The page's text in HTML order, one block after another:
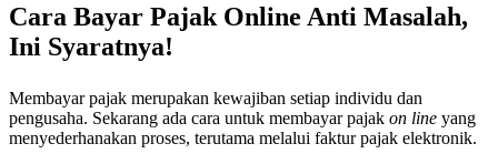
Cara Bayar Pajak Online Anti Masalah,
Ini Syaratnya!
Membayar pajak merupakan kewajiban setiap individu dan
pengusaha. Sekarang ada cara untuk membayar pajak on line yang
menyederhanakan proses, terutama melalui faktur pajak elektronik.